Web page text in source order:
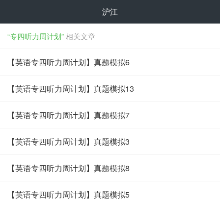
沪江
“专四听力周计划”相关文章
【英语专四听力周计划】真题模拟6
【英语专四听力周计划】真题模拟13
【英语专四听力周计划】真题模拟7
【英语专四听力周计划】真题模拟3
【英语专四听力周计划】真题模拟8
【英语专四听力周计划】真题模拟5